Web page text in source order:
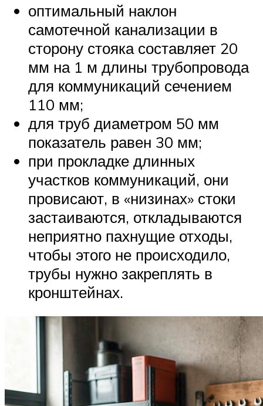
оптимальный наклон
самотечной канализации в
сторону стояка составляет 20
мм на 1 м длины трубопровода
для коммуникаций сечением
110 мм;
для труб диаметром 50 мм
показатель равен 30 мм;
при прокладке длинных
участков коммуникаций, они
провисают, в «низинах» стоки
застаиваются, откладываются
неприятно пахнущие отходы,
чтобы этого не происходило,
трубы нужно закреплять в
кронштейнах.